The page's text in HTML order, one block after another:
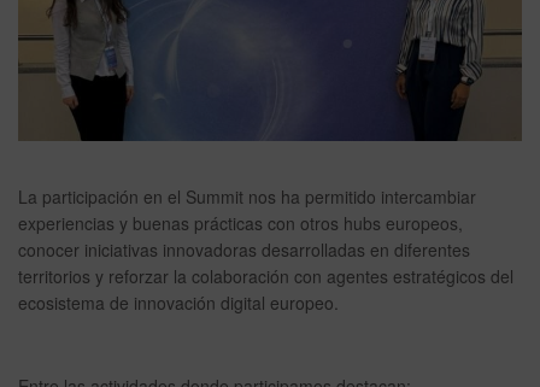
La participación en el Summit nos ha permitido intercambiar
experiencias y buenas prácticas con otros hubs europeos,
conocer iniciativas innovadoras desarrolladas en diferentes
territorios y reforzar la colaboración con agentes estratégicos del
ecosistema de innovación digital europeo.